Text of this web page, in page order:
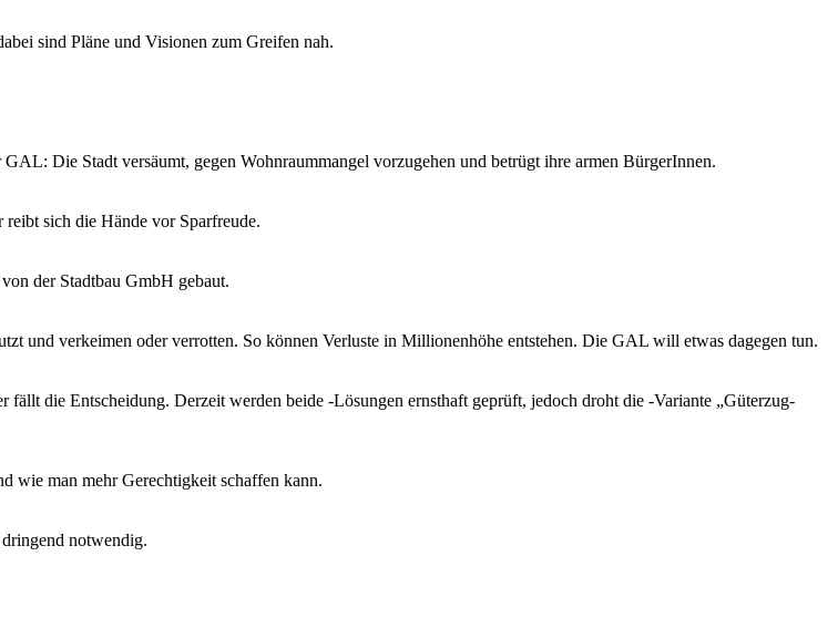
sind Pläne und Visionen zum Greifen nah.
Die Stadt versäumt, gegen Wohnraummangel vorzugehen und betrügt ihre armen BürgerInnen.
reibt sich die Hände vor Sparfreude.
der Stadtbau GmbH gebaut.
und verkeimen oder verrotten. So können Verluste in Millionenhöhe entstehen. Die GAL will etwas dagegen tun.
die Entscheidung. Derzeit werden beide -Lösungen ernsthaft geprüft, jedoch droht die -Variante „Güterzug-
wie man mehr Gerechtigkeit schaffen kann.
notwendig.